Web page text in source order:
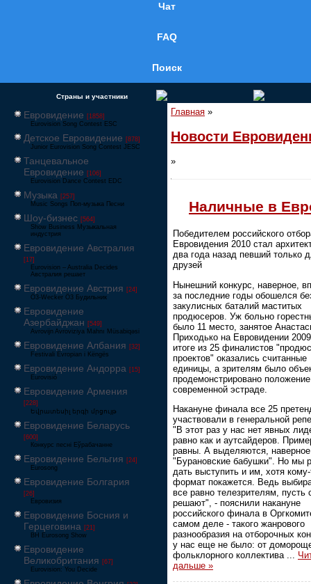
Чат
FAQ
Поиск
Страны и участники
Евровидение [1858]
Eurovision Song Contest ESC
Детское Евровидение [878]
Junior Eurovision Song Contest JESC
Танцевальное
Евровидение [106]
Eurovision Dance Contest EDC
Музыка [257]
Music Songs Поп-музыка Песни
Шоу-бизнес [564]
Show Business Музыкальная
индустрия
Евровидение Австралия
[17]
Eurovision – Australia Decides
Австралия решает
Евровидение Австрия [24]
Ö3-Wecker Ö3 Будильник
Евровидение
Азербайджан [549]
Avrovijn Avroviziya Mahnı Müsabiqəsi
Евровидение Албания [32]
Festivali Evropian i Këngës
Евровидение Андорра [15]
Eurovisió
Евровидение Армения
[228]
Եվրատեսիլ երգի մրցույթ
Евровидение Беларусь
[600]
Конкурс песні Еўрабачанне
Евровидение Бельгия [24]
Eurosong
Евровидение Болгария
[26]
Евровизия
Евровидение Босния и
Герцеговина [21]
BH Eurosong Show
Евровидение
Великобритания [67]
Eurovision: You Decide
Главная »
Новости
»
Наличные в
Победителем российского
Евровидения 2010 стал
два года назад певший только
друзей
Нынешний конкурс, наверное,
за последние годы обошелся
закулисных баталий маститых
продюсеров. Уж больно
было 11 место, занятое
Приходько на Евровидении
итоге из 25 финалистов
проектов" оказались считанные
единицы, а зрителям было
продемонстрировано
современной эстраде.
Накануне финала все 25
участвовали в генеральной
"В этот раз у нас нет явных
равно как и аутсайдеров.
равны. А выделяются,
"Бурановские бабушки". Но мы
дать выступить и им, хотя
формат покажется. Ведь
все равно телезрителям, пусть
решают", - пояснили накануне
российского финала в
самом деле - такого жанрового
разнообразия на отборочных
у нас еще не было: от
фольклорного коллектива
дальше »